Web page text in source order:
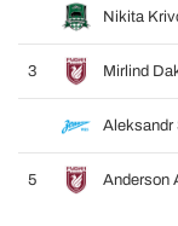
Nikita
3 Mirlind
Aleksandr
5 Anderson